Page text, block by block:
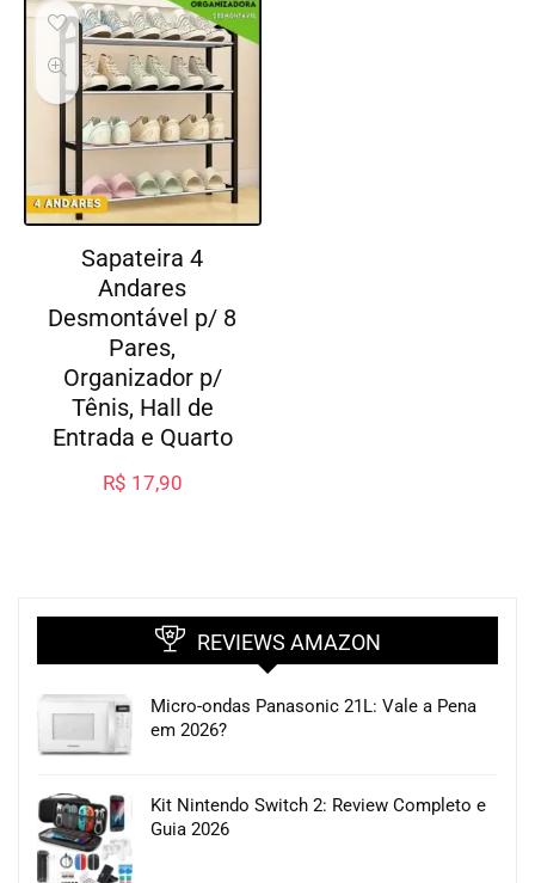
Sapateira 4
Andares
Desmontável p/ 8
Pares,
Organizador p/
Tênis, Hall de
Entrada e Quarto
R$ 17,90
REVIEWS AMAZON
Micro-ondas Panasonic 21L: Vale a Pena
em 2026?
Kit Nintendo Switch 2: Review Completo e
Guia 2026